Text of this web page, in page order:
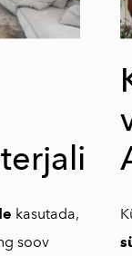
kasutada,
soov